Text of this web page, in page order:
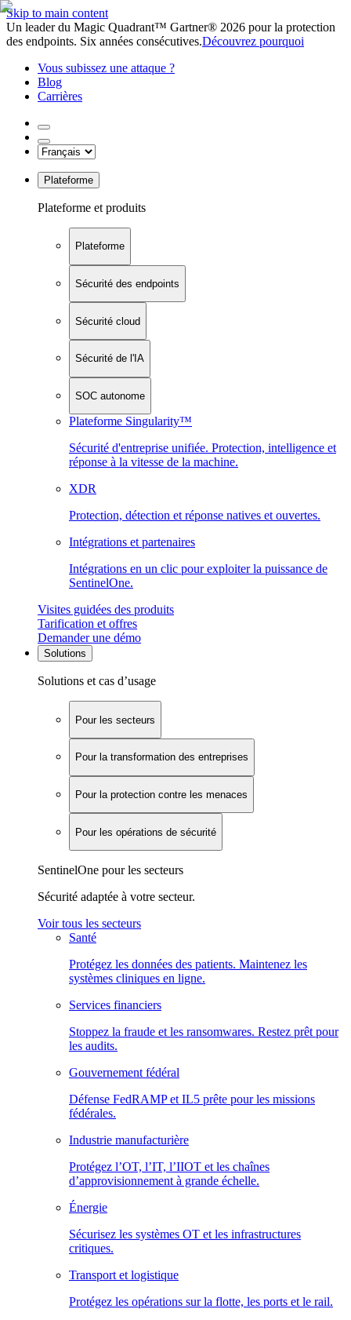
Skip to main content
Un leader du Magic Quadrant™ Gartner® 2026 pour la protection
des endpoints. Six années consécutives.Découvrez pourquoi
Vous subissez une attaque ?
Blog
Carrières
Plateforme
Plateforme et produits
Plateforme
Sécurité des endpoints
Sécurité cloud
Sécurité de l'IA
SOC autonome
Plateforme Singularity™
Sécurité d'entreprise unifiée. Protection, intelligence et
réponse à la vitesse de la machine.
XDR
Protection, détection et réponse natives et ouvertes.
Intégrations et partenaires
Intégrations en un clic pour exploiter la puissance de
SentinelOne.
Visites guidées des produits
Tarification et offres
Demander une démo
Solutions
Solutions et cas d’usage
Pour les secteurs
Pour la transformation des entreprises
Pour la protection contre les menaces
Pour les opérations de sécurité
SentinelOne pour les secteurs
Sécurité adaptée à votre secteur.
Voir tous les secteurs
Santé
Protégez les données des patients. Maintenez les
systèmes cliniques en ligne.
Services financiers
Stoppez la fraude et les ransomwares. Restez prêt pour
les audits.
Gouvernement fédéral
Défense FedRAMP et IL5 prête pour les missions
fédérales.
Industrie manufacturière
Protégez l’OT, l’IT, l’IIOT et les chaînes
d’approvisionnement à grande échelle.
Énergie
Sécurisez les systèmes OT et les infrastructures
critiques.
Transport et logistique
Protégez les opérations sur la flotte, les ports et le rail.